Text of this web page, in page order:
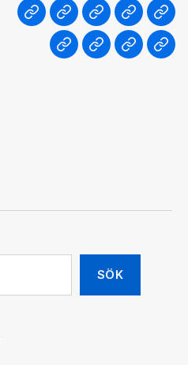
Midsommarkransen
HemTeknikSommar
torg
Konstnär
Progg
SÖK